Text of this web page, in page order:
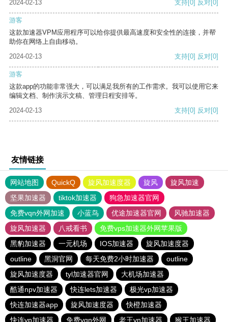
2024-02-13
支持[0] 反对[0]
游客
这款加速器VPM应用程序可以给你提供最高速度和安全性的连接，并帮
助你在网络上自由移动。
2024-02-13
支持[0] 反对[0]
游客
这款app的功能非常强大，可以满足我所有的工作需求。我可以使用它来
编辑文档、制作演示文稿、管理日程安排等。
2024-02-13
支持[0] 反对[0]
友情链接
网站地图 QuickQ 旋风加速度器 旋风
旋风加速
坚果加速器
tiktok加速器
狗急加速器官网
免费vqn外网加速
小蓝鸟 优途加速器官网
风驰加速器
旋风加速器
八戒看书
免费vps加速器外网苹果版
黑豹加速器
一元机场 IOS加速器
旋风加速度器
outline
黑洞官网 每天免费2小时加速器
outline
旋风加速度器
tyl加速器官网
大机场加速器
酷通npv加速器
快连lets加速器
极光vp加速器
快连加速器app
旋风加速度器
快橙加速器
快连vp加速器
免费vqn外网 老王vn加速器 猴王加速器